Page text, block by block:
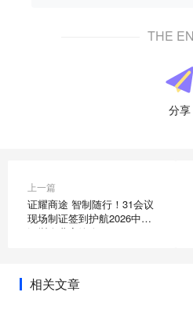
THE
分享
上一篇
证耀商途 智制随行！31会议
现场制证签到护航2026中国
深圳企业家峰会
相关文章